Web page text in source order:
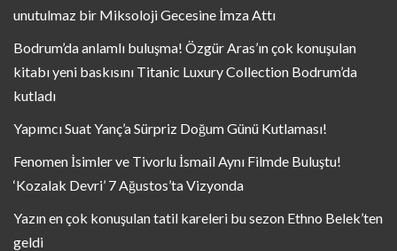
unutulmaz bir Miksoloji Gecesine İmza Attı
Bodrum’da anlamlı buluşma! Özgür Aras’ın çok konuşulan
kitabı yeni baskısını Titanic Luxury Collection Bodrum’da
kutladı
Yapımcı Suat Yanç’a Sürpriz Doğum Günü Kutlaması!
Fenomen İsimler ve Tivorlu İsmail Aynı Filmde Buluştu!
‘Kozalak Devri’ 7 Ağustos’ta Vizyonda
Yazın en çok konuşulan tatil kareleri bu sezon Ethno Belek’ten
geldi